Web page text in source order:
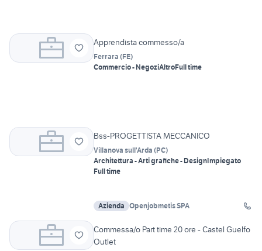
Apprendista commesso/a
Ferrara (FE)
Commercio - NegoziAltroFull time
Bss-PROGETTISTA MECCANICO
Villanova sull'Arda (PC)
Architettura - Arti grafiche - DesignImpiegato
Full time
Azienda Openjobmetis SPA
Commessa/o Part time 20 ore - Castel Guelfo
Outlet